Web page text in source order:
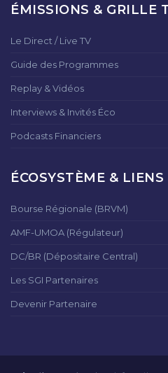
ÉMISSIONS & GRILLE
Le Direct / Live TV
Guide des Programmes
Replay & Vidéos
Interviews & Invités Éco
Podcasts Financiers
ÉCOSYSTÈME & LIENS
Bourse Régionale (BRVM)
AMF-UMOA (Régulateur)
DC/BR (Dépositaire Central)
Les SGI Partenaires
Devenir Partenaire